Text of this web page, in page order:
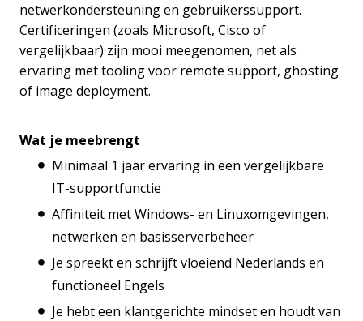
netwerkondersteuning en gebruikerssupport.
Certificeringen (zoals Microsoft, Cisco of
vergelijkbaar) zijn mooi meegenomen, net als
ervaring met tooling voor remote support, ghosting
of image deployment.
Wat je meebrengt
Minimaal 1 jaar ervaring in een vergelijkbare
IT-supportfunctie
Affiniteit met Windows- en Linuxomgevingen,
netwerken en basisserverbeheer
Je spreekt en schrijft vloeiend Nederlands en
functioneel Engels
Je hebt een klantgerichte mindset en houdt van